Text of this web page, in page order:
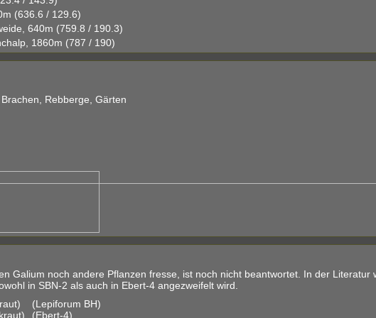
(636.6 / 129.6)
640m (759.8 / 190.3)
1860m (787 / 190)
Rebberge, Gärten
Galium noch andere Pflanzen fresse, ist noch nicht beantwortet. In der Literatur
in SBN-2 als auch in Ebert-4 angezweifelt wird.
(Lepiforum BH)
(Ebert-4)